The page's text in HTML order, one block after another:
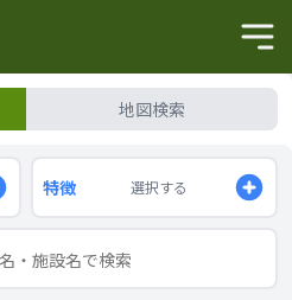
地図検索
特徴 選択する